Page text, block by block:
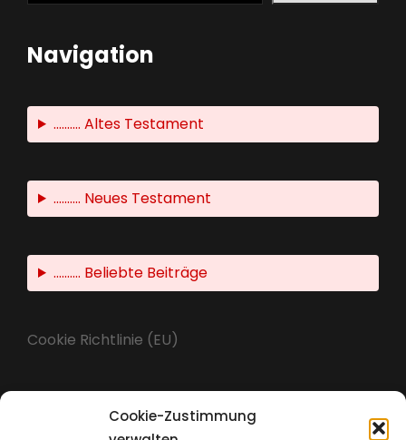
Cookie-Zustimmung
Navigation
.......... Altes Testament
.......... Neues Testament
.......... Beliebte Beiträge
Cookie Richtlinie (EU)